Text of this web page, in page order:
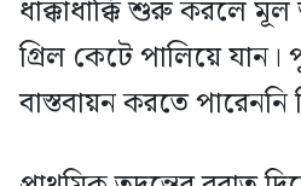
ধাক্কাধাক্কি শুরু করলে
গ্রিল কেটে পালিয়ে যান।
বাস্তবায়ন করতে পারেননি